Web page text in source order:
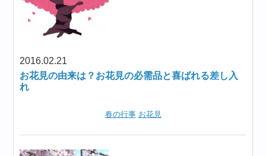
2016.02.21
お花見の由来は？お花見の必需品と喜ばれる差し入
れ
春の行事 お花見